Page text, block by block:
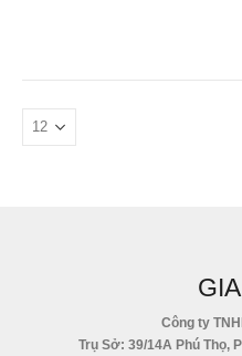
Công ty
Trụ Sở: 39/14A Phú Thọ,